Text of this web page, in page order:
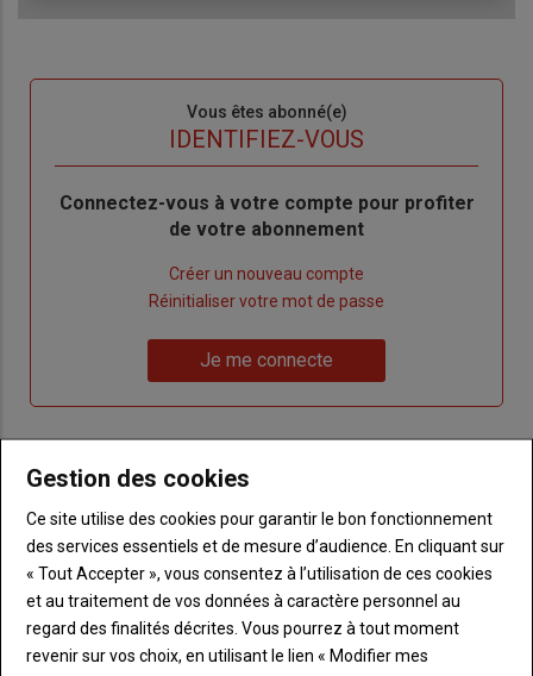
Vous êtes abonné(e)
IDENTIFIEZ-VOUS
Body
Connectez-vous à votre compte pour profiter
de votre abonnement
Créer un nouveau compte
de
passe"
Réinitialiser votre mot de passe
me
connecte"
Je me connecte
Sous-
Vous n'êtes pas abonné(e)
TITRE CRÉEZ UN COMPTE
BodyChoisissez votre formule et créez votre
compte pour accéder à tout Terre de
Touraine.
Gestion des cookies
Ce site utilise des cookies pour garantir le bon fonctionnement
des services essentiels et de mesure d’audience. En cliquant sur
« Tout Accepter », vous consentez à l’utilisation de ces cookies
et au traitement de vos données à caractère personnel au
regard des finalités décrites. Vous pourrez à tout moment
revenir sur vos choix, en utilisant le lien « Modifier mes